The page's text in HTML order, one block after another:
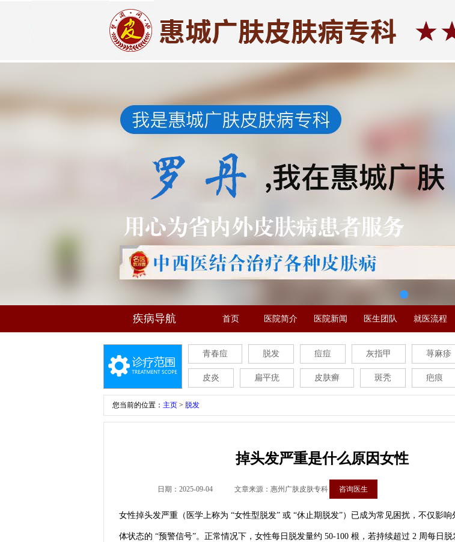
疾病导航 首页 医院简介 医院新闻 医生团队 就医流程
青春痘 脱发 痘痘 灰指甲 荨麻疹
皮炎 扁平疣 皮肤癣 斑秃 疤痕
您当前的位置： 主页 > 脱发
掉头发严重是什么原因女性
日期：2025-09-04 文章来源：惠州广肤皮肤专科 咨询医生
女性掉头发严重（医学上称为 “女性型脱发” 或 “休止期脱发”）已成为常见困扰，不仅影
体状态的 “预警信号”。正常情况下，女性每日脱发量约 50-100 根，若持续超过 2 周每日脱